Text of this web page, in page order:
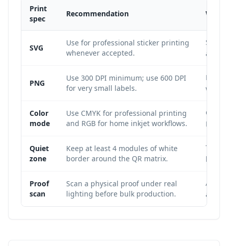
Print
spec
Recommendation Why
SVG
Use for professional sticker printing
whenever accepted.
SVG
any
PNG
Use 300 DPI minimum; use 600 DPI
for very small labels.
Low-
which
Color
mode
Use CMYK for professional printing
and RGB for home inkjet workflows.
RGB
Quiet
zone
Keep at least 4 modules of white
border around the QR matrix.
The
Proof
scan
Scan a physical proof under real
lighting before bulk production.
A file
and